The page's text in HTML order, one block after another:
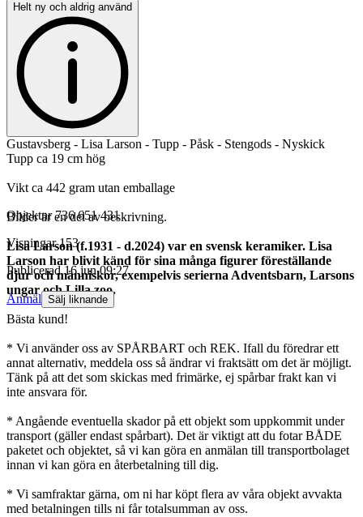
Helt ny och aldrig använd
Gustavsberg - Lisa Larson - Tupp - Påsk - Stengods - Nyskick
Tupp ca 19 cm hög
Vikt ca 442 gram utan emballage
Bilder är en del av beskrivning.
Lisa Larson (f.1931 - d.2024) var en svensk keramiker. Lisa
Larson har blivit känd för sina många figurer föreställande
djur och människor, exempelvis serierna Adventsbarn, Larsons
ungar och Lilla zoo.
Bästa kund!
* Vi använder oss av SPÅRBART och REK. Ifall du föredrar ett
annat alternativ, meddela oss så ändrar vi fraktsätt om det är möjligt.
Tänk på att det som skickas med frimärke, ej spårbar frakt kan vi
inte ansvara för.
* Angående eventuella skador på ett objekt som uppkommit under
transport (gäller endast spårbart). Det är viktigt att du fotar BÅDE
paketet och objektet, så vi kan göra en anmälan till transportbolaget
innan vi kan göra en återbetalning till dig.
* Vi samfraktar gärna, om ni har köpt flera av våra objekt avvakta
med betalningen tills ni får totalsumman av oss.
Objektnr 736 651 431
Visningar 153
Publicerad 16 jun 09:27
Anmäl Sälj liknande